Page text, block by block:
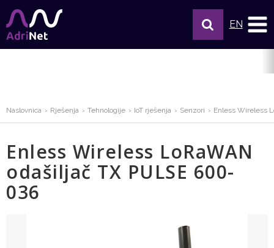
EN
Naslovnica Rješenja Tehnologije IoT rješenja Senzori Enless Wireless
Enless Wireless LoRaWAN
odašiljač TX PULSE 600-
036